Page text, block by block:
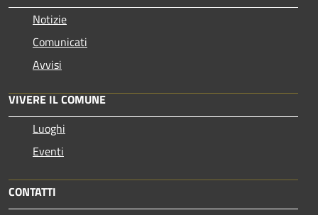
Notizie
Comunicati
Avvisi
VIVERE IL COMUNE
Luoghi
Eventi
CONTATTI